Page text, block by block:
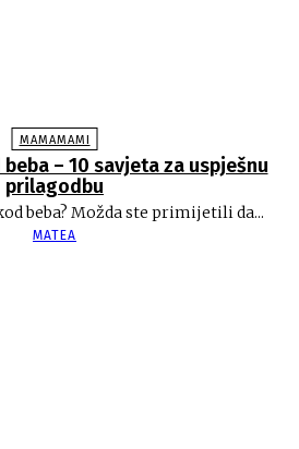
MAMAMAMI
– 10 savjeta za uspješnu
prilagodbu
beba? Možda ste primijetili da...
MATEA